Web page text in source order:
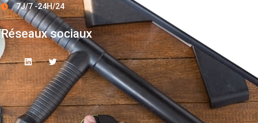
7J/7 -24H/24
Réseaux sociaux